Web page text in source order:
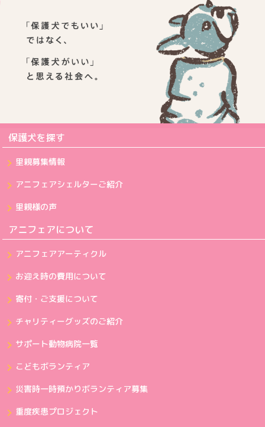
保護犬を探す
里親募集情報
アニフェアシェルターご紹介
里親様の声
アニフェアについて
アニフェアアーティクル
お迎え時の費用について
寄付・ご支援について
チャリティーグッズのご紹介
サポート動物病院一覧
こどもボランティア
災害時一時預かりボランティア募集
重度疾患プロジェクト